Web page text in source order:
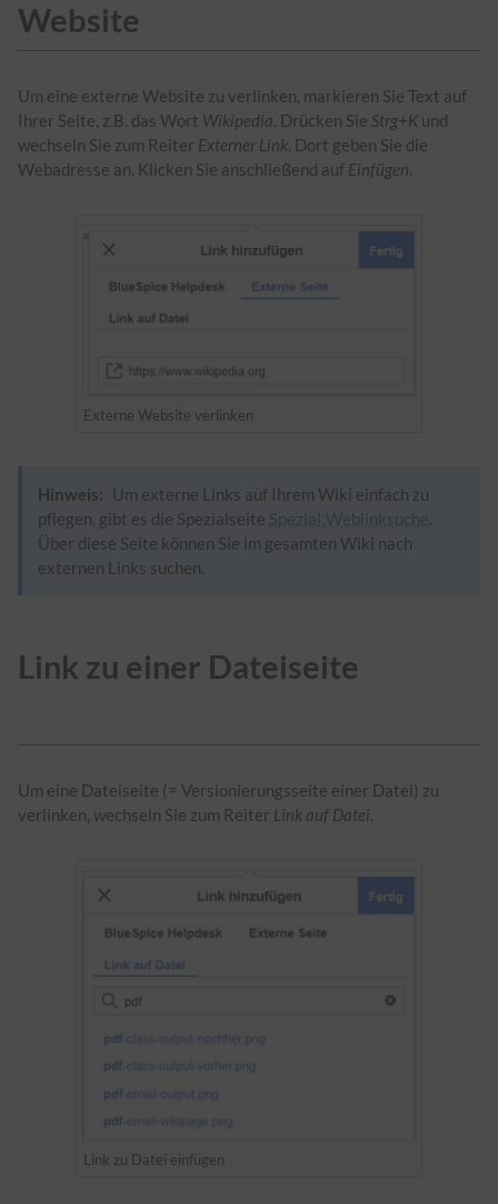
Website
Um eine externe Website zu verlinken, markieren Sie Text auf
Ihrer Seite, z.B. das Wort Wikipedia. Drücken Sie Strg+K und
wechseln Sie zum Reiter Externer Link. Dort geben Sie die
Webadresse an. Klicken Sie anschließend auf Einfügen.
Externe Website verlinken
Hinweis: Um externe Links auf Ihrem Wiki einfach zu
pflegen, gibt es die Spezialseite Spezial:Weblinksuche.
Über diese Seite können Sie im gesamten Wiki nach
externen Links suchen.
Link zu einer Dateiseite
Um eine Dateiseite (= Versionierungsseite einer Datei) zu
verlinken, wechseln Sie zum Reiter Link auf Datei.
Link zu Datei einfügen